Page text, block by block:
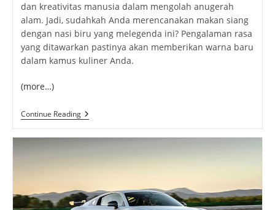
dan kreativitas manusia dalam mengolah anugerah
alam. Jadi, sudahkah Anda merencanakan makan siang
dengan nasi biru yang melegenda ini? Pengalaman rasa
yang ditawarkan pastinya akan memberikan warna baru
dalam kamus kuliner Anda.
(more…)
Continue ReadingEksplorasi
Nasi